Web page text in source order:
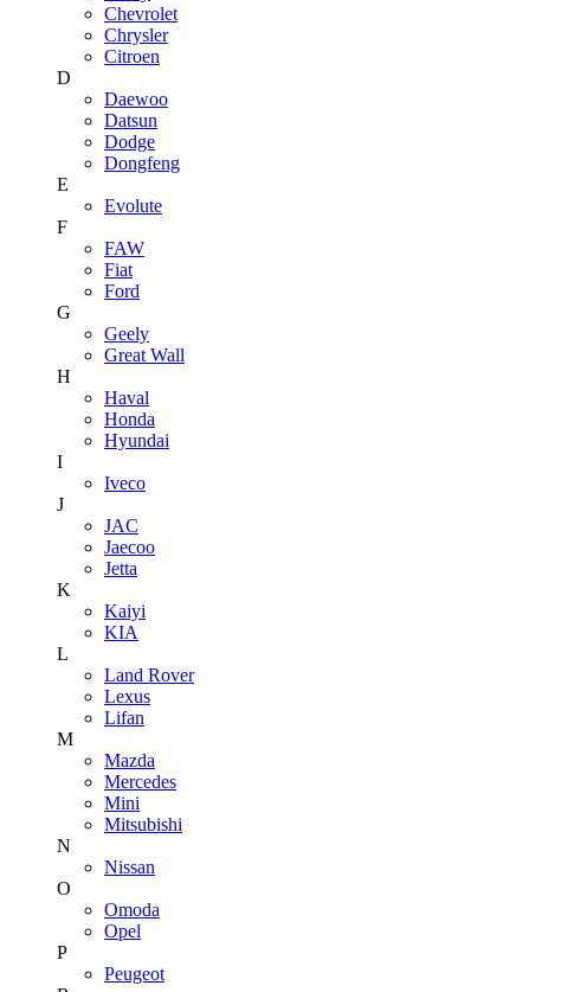
Chevrolet
Chrysler
Citroen
D
Daewoo
Datsun
Dodge
Dongfeng
E
Evolute
F
FAW
Fiat
Ford
G
Geely
Great Wall
H
Haval
Honda
Hyundai
I
Iveco
J
JAC
Jaecoo
Jetta
K
Kaiyi
KIA
L
Land Rover
Lexus
Lifan
M
Mazda
Mercedes
Mini
Mitsubishi
N
Nissan
O
Omoda
Opel
P
Peugeot